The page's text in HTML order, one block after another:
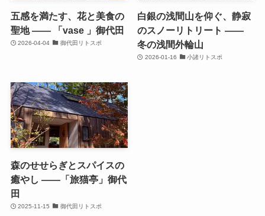
五感を満たす、花と美食の
聖地 —— 「vase 」御代田
2026-04-04 御代田リトスポ
白銀の浅間山を仰ぐ、静寂
のスノーリトリート ——
冬の浅間外輪山
2026-01-16 小諸リトスポ
森のせせらぎとスパイスの
癒やし ——「旅猫亭」御代
田
2025-11-15 御代田リトスポ